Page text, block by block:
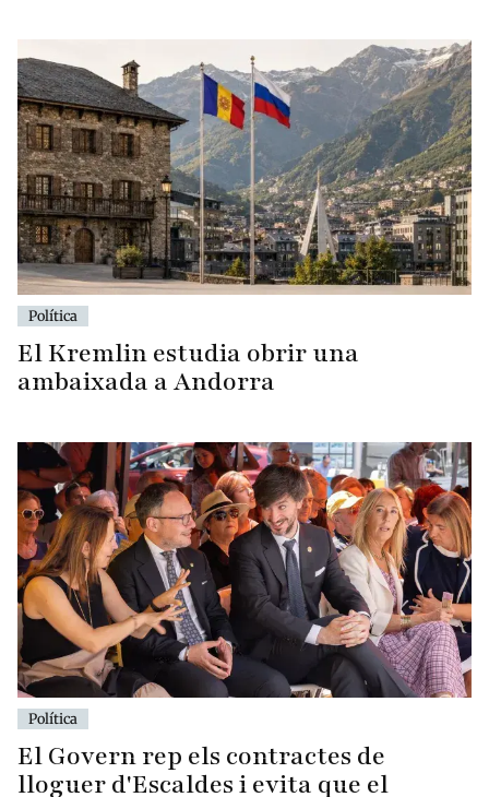
Política
El Kremlin estudia obrir una
ambaixada a Andorra
Política
El Govern rep els contractes de
lloguer d'Escaldes i evita que el